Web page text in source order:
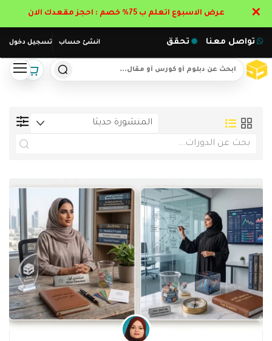
انشئ حساب تسجيل دخول تواصل معنا تحقق
عرض الاسبوع اتعلم ب 75% خصم : احجز مقعدك الان ✕